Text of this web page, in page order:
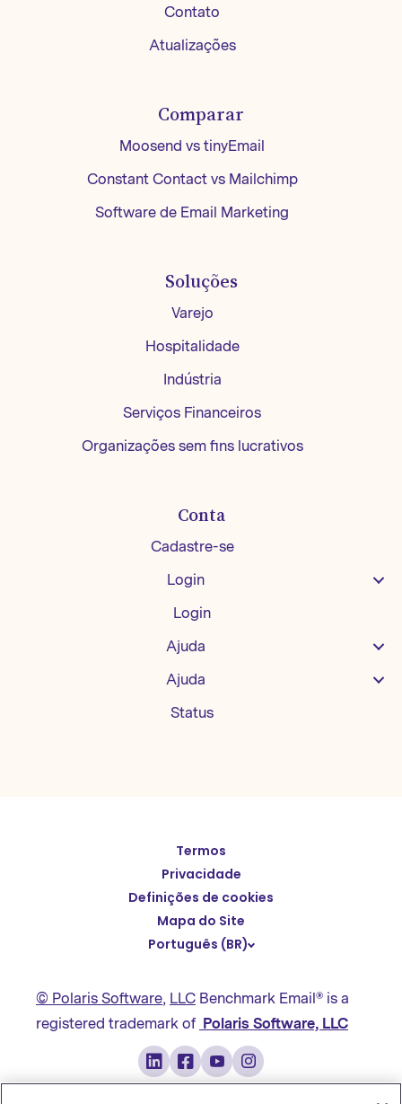
Contato
Atualizações
Comparar
Moosend vs tinyEmail
Constant Contact vs Mailchimp
Software de Email Marketing
Soluções
Varejo
Hospitalidade
Indústria
Serviços Financeiros
Organizações sem fins lucrativos
Conta
Cadastre-se
Login
Login
Ajuda
Ajuda
Status
Termos
Privacidade
Definições de cookies
Mapa do Site
Português (BR)
English
Español
Deutsch
繁體中文
Italiano
Français
© Polaris Software, LLC Benchmark Email® is a
registered trademark of Polaris Software, LLC